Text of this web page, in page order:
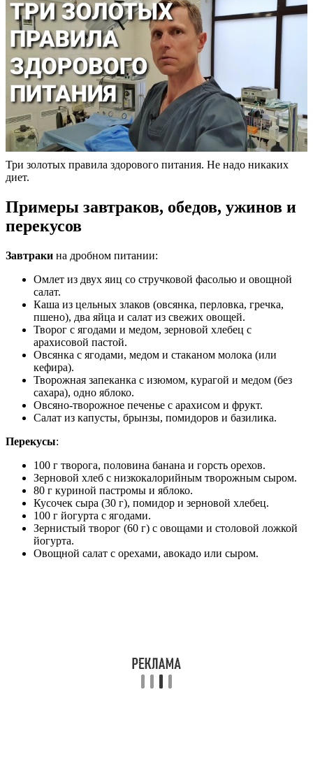
Три золотых правила здорового питания. Не надо никаких
диет.
Примеры завтраков, обедов, ужинов и
перекусов
Завтраки на дробном питании:
Омлет из двух яиц со стручковой фасолью и овощной
салат.
Каша из цельных злаков (овсянка, перловка, гречка,
пшено), два яйца и салат из свежих овощей.
Творог с ягодами и медом, зерновой хлебец с
арахисовой пастой.
Овсянка с ягодами, медом и стаканом молока (или
кефира).
Творожная запеканка с изюмом, курагой и медом (без
сахара), одно яблоко.
Овсяно-творожное печенье с арахисом и фрукт.
Салат из капусты, брынзы, помидоров и базилика.
Перекусы:
100 г творога, половина банана и горсть орехов.
Зерновой хлеб с низкокалорийным творожным сыром.
80 г куриной пастромы и яблоко.
Кусочек сыра (30 г), помидор и зерновой хлебец.
100 г йогурта с ягодами.
Зернистый творог (60 г) с овощами и столовой ложкой
йогурта.
Овощной салат с орехами, авокадо или сыром.